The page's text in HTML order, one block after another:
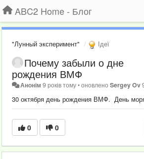
ABC2 Home - Блог
"Лунный эксперимент" Ідеї
Почему забыли о дне
рождения ВМФ
Анонім 9 років тому•оновленоSergey Ov
30 октября день рождения ВМФ. День
0 0